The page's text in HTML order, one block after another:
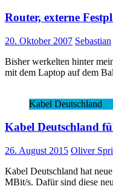
Router, externe
20. Oktober 2007 Sebastian
Bisher werkelten hinter
mit dem Laptop auf dem
Kabel Deutschland
Kabel Deutschland
26. August 2015 Oliver
Kabel Deutschland hat
MBit/s. Dafür sind diese